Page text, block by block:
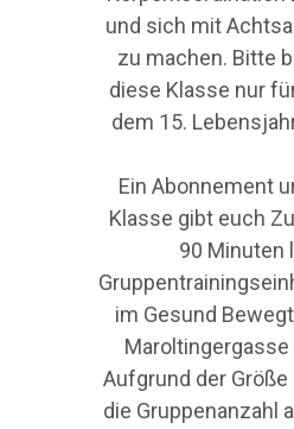
und sich mit
zu machen. Bitte
diese Klasse nur
dem 15.
Ein Abonnement
Klasse gibt euch
90 Minuten
im Gesund
Maroltingergasse
Aufgrund der
die Gruppenanzahl